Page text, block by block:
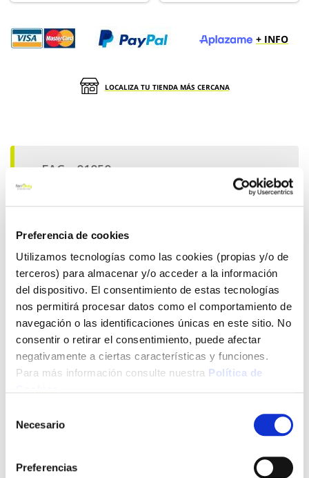
Preferencia de cookies
Utilizamos tecnologías como las cookies (propias y/o de
terceros) para almacenar y/o acceder a la información
del dispositivo. El consentimiento de estas tecnologías
nos permitirá procesar datos como el comportamiento de
navegación o las identificaciones únicas en este sitio. No
consentir o retirar el consentimiento, puede afectar
negativamente a ciertas características y funciones.
Para más información consulte nuestra Política de
Necesario
Preferencias
+ INFO
LOCALIZA TU TIENDA MÁS CERCANA